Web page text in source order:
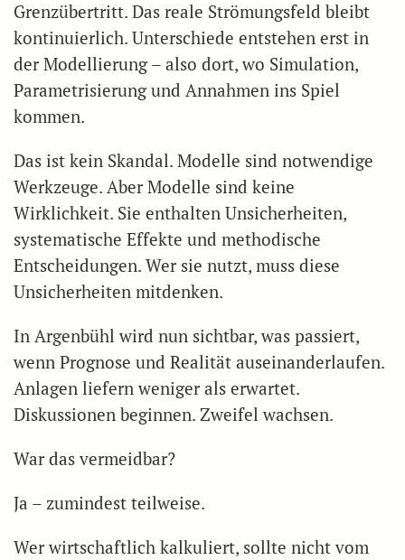
Grenzübertritt. Das reale Strömungsfeld bleibt
kontinuierlich. Unterschiede entstehen erst in
der Modellierung – also dort, wo Simulation,
Parametrisierung und Annahmen ins Spiel
kommen.
Das ist kein Skandal. Modelle sind notwendige
Werkzeuge. Aber Modelle sind keine
Wirklichkeit. Sie enthalten Unsicherheiten,
systematische Effekte und methodische
Entscheidungen. Wer sie nutzt, muss diese
Unsicherheiten mitdenken.
In Argenbühl wird nun sichtbar, was passiert,
wenn Prognose und Realität auseinanderlaufen.
Anlagen liefern weniger als erwartet.
Diskussionen beginnen. Zweifel wachsen.
War das vermeidbar?
Ja – zumindest teilweise.
Wer wirtschaftlich kalkuliert, sollte nicht vom